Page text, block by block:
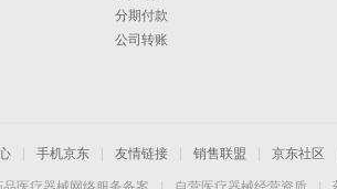
分期付款
公司转账
手机京东 友情链接 销售联盟 京东社区